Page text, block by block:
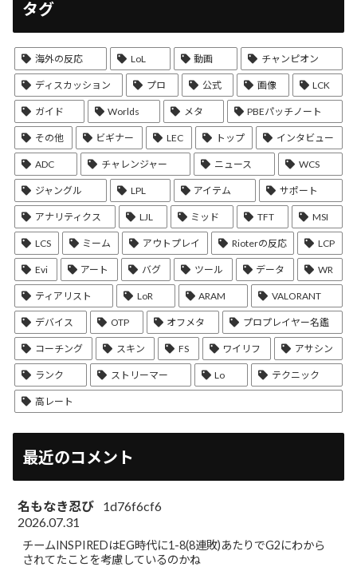
タグ
海外の反応 LoL 動画 チャンピオン
ディスカッション プロ 公式 画像 LCK
ガイド Worlds メタ PBEパッチノート
その他 ビギナー LEC トップ インタビュー
ADC チャレンジャー ニュース WCS
ジャングル LPL アイテム サポート
アナリティクス LJL ミッド TFT MSI
LCS ミーム アウトプレイ Rioterの反応 LCP
Evi アート バグ ツール データ WR
ティアリスト LoR ARAM VALORANT
デバイス OTP オフメタ プロプレイヤー名鑑
コーチング スキン FS ワイリフ アサシン
ランク ストリーマー Lo テクニック
高レート
最近のコメント
名もなき忍び
1d76f6cf6
2026.07.31
チームINSPIREDはEG時代に1-8(8連敗)あたりでG2にわから
されてたことを考慮しているのかね